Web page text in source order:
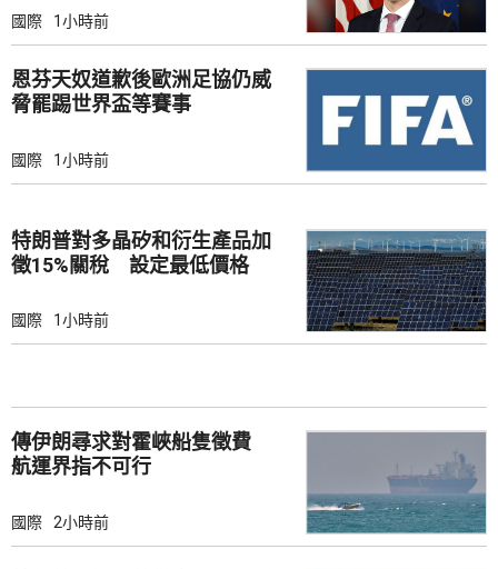
國際 1小時前
恩芬天奴道歉後歐洲足協仍威
脅罷踢世界盃等賽事
國際 1小時前
特朗普對多晶矽和衍生產品加
徵15%關稅 設定最低價格
國際 1小時前
傳伊朗尋求對霍峽船隻徵費
航運界指不可行
國際 2小時前